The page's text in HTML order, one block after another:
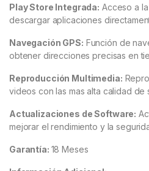
Play Store Integrada: Acceso a
descargar aplicaciones
Navegación GPS: Función de
obtener direcciones precisas en
Reproducción Multimedia:
videos con las mas alta calidad de
Actualizaciones de Software:
mejorar el rendimiento y la
Garantía: 18 Meses